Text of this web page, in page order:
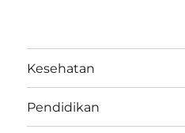
Kesehatan
Pendidikan